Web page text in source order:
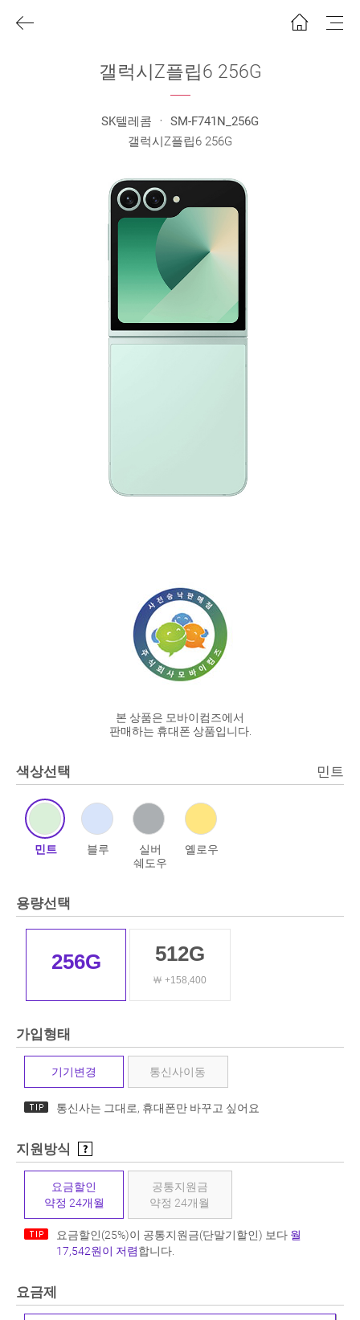
갤럭시Z플립6 256G
SK텔레콤 ㆍ SM-F741N_256G
갤럭시Z플립6 256G
본 상품은 모바이컴즈에서
판매하는 휴대폰 상품입니다.
색상선택 민트
민트 블루
실버
쉐도우
옐로우
용량선택
256G 512G
￦ +158,400
가입형태
기기변경 통신사이동
통신사는 그대로, 휴대폰만 바꾸고 싶어요
지원방식
요금할인
약정 24개월
공통지원금
약정 24개월
요금할인(25%)이 공통지원금(단말기할인) 보다 월
17,542원이 저렴합니다.
요금제